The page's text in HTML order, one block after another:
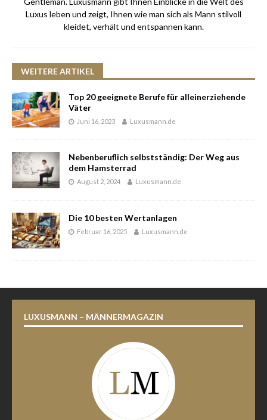
Luxus leben und zeigt, Ihnen wie man sich als Mann stilvoll
kleidet, verhält und entspannen kann.
WEITERE ARTIKEL
Top 20 geeignete Berufe für alleinerziehende
Väter
Juni 16, 2023 Luxusmann.de
Nebenberuflich selbstständig: Der Weg aus
dem Hamsterrad
August 2, 2024 Luxusmann.de
Die 10 besten Wertanlagen
Februar 16, 2025 Luxusmann.de
LUXUSMANN – MÄNNERMAGAZIN